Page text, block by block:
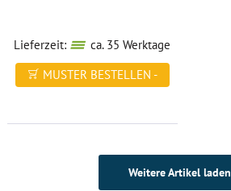
Lieferzeit:
ca. 35 Werktage
MUSTER BESTELLEN -
Weitere Artikel laden